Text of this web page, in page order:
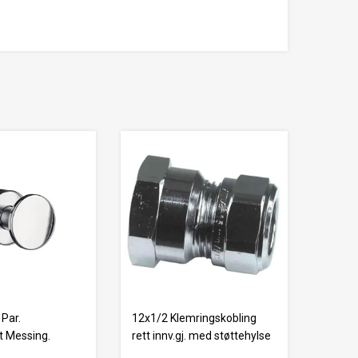
Messing.
12x1/2 Klemringskobling
rett innv.gj. med støttehylse